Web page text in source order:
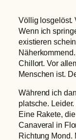
Völlig losgelöst.
Wenn ich
existieren
Chillort. Vor
Menschen ist.
Während ich
platsche.
Eine Rakete,
Canaveral in
Richtung Mond.